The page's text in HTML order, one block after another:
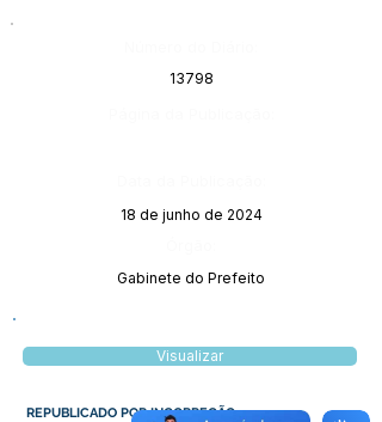
13798
18 de junho de 2024
Gabinete do Prefeito
Visualizar
REPUBLICADO POR INCORREÇÃO